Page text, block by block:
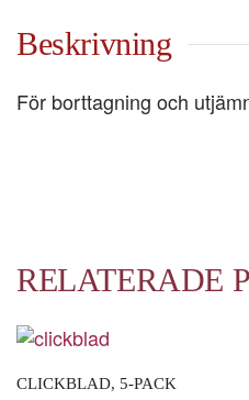
Beskrivning
För borttagning och
RELATERADE
CLICKBLAD, 5-PACK